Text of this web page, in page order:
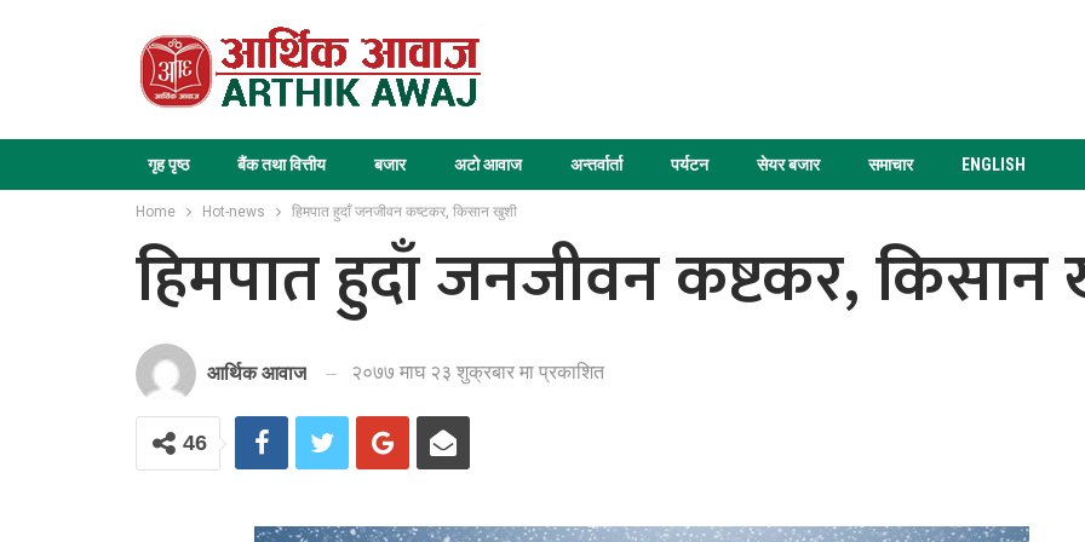
गृह पृष्ठ बैंक तथा वित्तीय बजार अटो आवाज अन्तर्वार्ता पर्यटन सेयर बजार समाचार ENGLISH
Home Hot-news हिमपात हुदाँ जनजीवन कष्टकर, किसान खुशी
हिमपात हुदाँ जनजीवन कष्टकर,
आर्थिक आवाज २०७७ माघ २३ शुक्रबार मा प्रकाशित
46